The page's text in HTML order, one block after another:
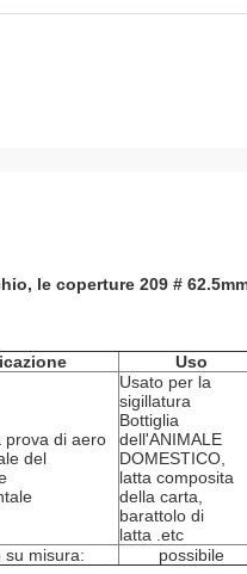
le coperture 209 #
Uso
prova di aero
del
Usato per la
sigillatura
Bottiglia
dell'ANIMALE
DOMESTICO,
latta composita
della carta,
barattolo di
latta .etc
su misura: possibile